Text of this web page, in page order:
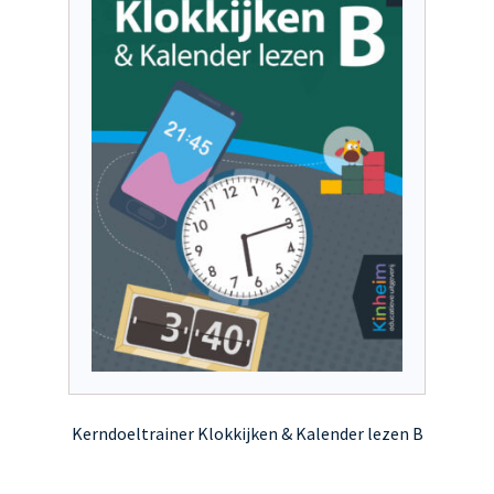
gekozen
worden
de
productpagina
Kerndoeltrainer Klokkijken & Kalender lezen B